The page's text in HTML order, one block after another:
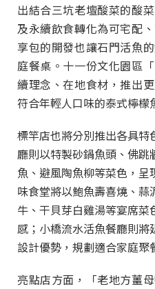
出結合三坑老壇酸菜的酸
及永續飲食轉化為可宅配
享包的開發也讓石門活魚
庭餐桌。十一份文化園區
續理念、在地食材，推出
符合年輕人口味的泰式檸檬
標竿店也將分別推出各具
廳則以特製砂鍋魚頭、佛跳
魚、避風陶魚柳等菜色，
味食堂將以鮑魚壽喜燒、
牛、干貝芽白雞湯等宴席
感；小橋流水活魚餐廳則
設計優勢，規劃適合家庭聚
亮點店方面，「老地方薑